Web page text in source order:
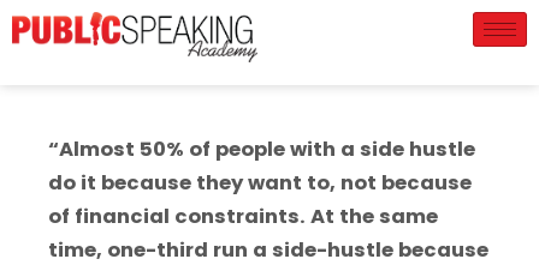
“Almost 50% of people with a side hustle
do it because they want to, not because
of financial constraints. At the same
time, one-third run a side-hustle because